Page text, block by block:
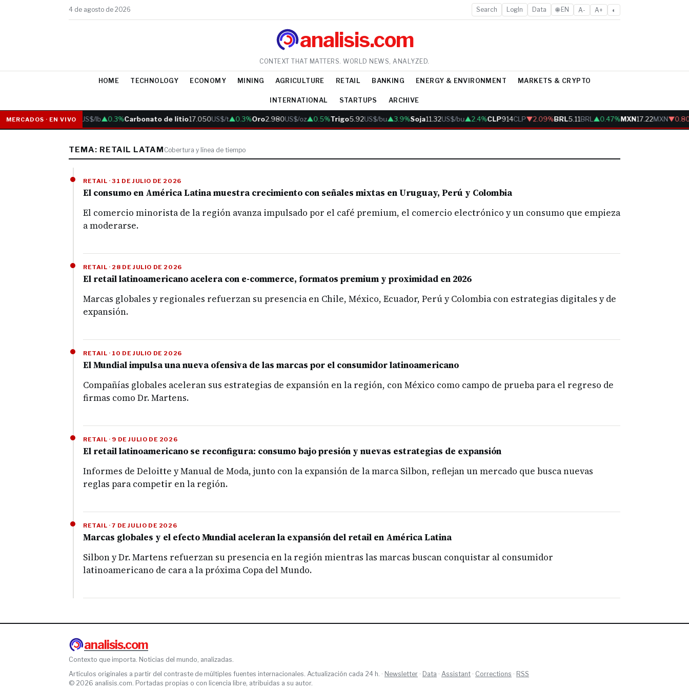
4 de agosto de 2026 Search LogIn Data 🌐 EN A- A+ ◐
analisis.com
CONTEXT THAT MATTERS. WORLD NEWS, ANALYZED.
HOME TECHNOLOGY ECONOMY MINING AGRICULTURE RETAIL BANKING ENERGY & ENVIRONMENT MARKETS & CRYPTO
INTERNATIONAL STARTUPS ARCHIVE
MERCADOS · EN VIVO
Cobre6.05 US$/lb▲0.3%Carbonato de litio17.050US$/t▲0.3%Oro2.980US$/oz▲0.5%Trigo5.92US$/bu▲3.9%Soja11.32US$/bu▲2.4%CLP914CLP▼2.09%BRL5.11BRL▲0.47%MXN17.22MXN
TEMA: RETAIL LATAM Cobertura y línea de tiempo
RETAIL · 31 DE JULIO DE 2026
El consumo en América Latina muestra crecimiento con señales mixtas en Uruguay, Perú y Colombia
El comercio minorista de la región avanza impulsado por el café premium, el comercio electrónico y un consumo que empieza
a moderarse.
RETAIL · 28 DE JULIO DE 2026
El retail latinoamericano acelera con e-commerce, formatos premium y proximidad en 2026
Marcas globales y regionales refuerzan su presencia en Chile, México, Ecuador, Perú y Colombia con estrategias digitales y de
expansión.
RETAIL · 10 DE JULIO DE 2026
El Mundial impulsa una nueva ofensiva de las marcas por el consumidor latinoamericano
Compañías globales aceleran sus estrategias de expansión en la región, con México como campo de prueba para el regreso de
firmas como Dr. Martens.
RETAIL · 9 DE JULIO DE 2026
El retail latinoamericano se reconfigura: consumo bajo presión y nuevas estrategias de expansión
Informes de Deloitte y Manual de Moda, junto con la expansión de la marca Silbon, reflejan un mercado que busca nuevas
reglas para competir en la región.
RETAIL · 7 DE JULIO DE 2026
Marcas globales y el efecto Mundial aceleran la expansión del retail en América Latina
Silbon y Dr. Martens refuerzan su presencia en la región mientras las marcas buscan conquistar al consumidor
latinoamericano de cara a la próxima Copa del Mundo.
analisis.com
Contexto que importa. Noticias del mundo, analizadas.
Artículos originales a partir del contraste de múltiples fuentes internacionales. Actualización cada 24 h. · Newsletter · Data · Assistant · Corrections · RSS
© 2026 analisis.com. Portadas propias o con licencia libre, atribuidas a su autor.